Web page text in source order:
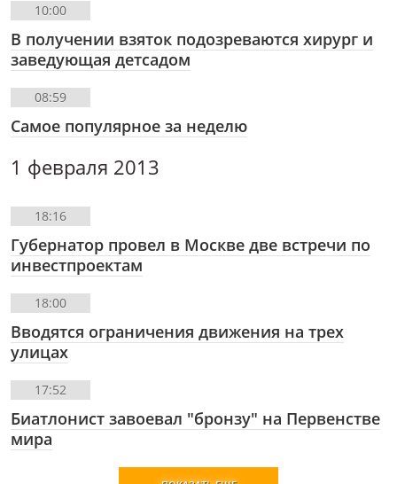
10:00
В получении взяток подозреваются хирург и
заведующая детсадом
08:59
Самое популярное за неделю
1 февраля 2013
18:16
Губернатор провел в Москве две встречи по
инвестпроектам
18:00
Вводятся ограничения движения на трех
улицах
17:52
Биатлонист завоевал "бронзу" на Первенстве
мира